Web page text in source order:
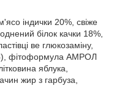
індички 20%, свіже
білок качки 18%,
ве глюкозаміну,
фітоформула АМРОЛ
яблука,
жир з гарбуза,